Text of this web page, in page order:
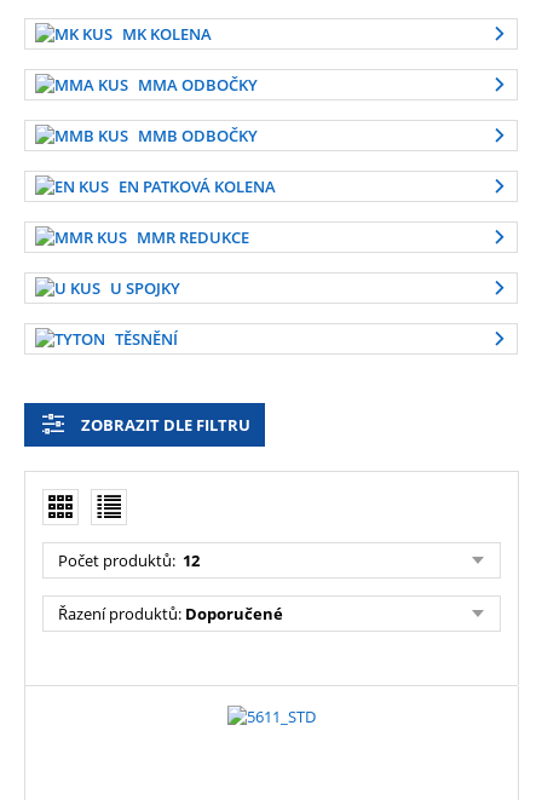
MK KOLENA
MMA ODBOČKY
MMB ODBOČKY
EN PATKOVÁ KOLENA
MMR REDUKCE
U SPOJKY
TĚSNĚNÍ
ZOBRAZIT DLE FILTRU
Počet produktů: 12
Řazení produktů: Doporučené